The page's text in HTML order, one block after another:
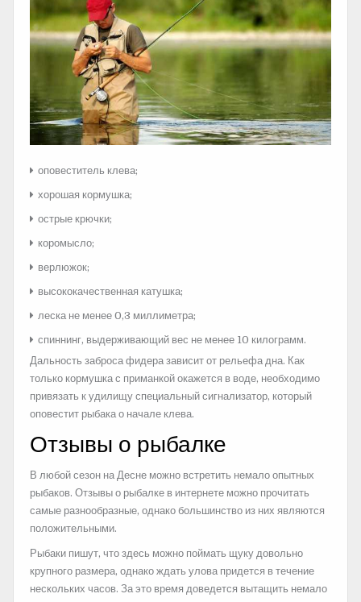
оповеститель клева;
хорошая кормушка;
острые крючки;
коромысло;
верлюжок;
высококачественная катушка;
леска не менее 0,3 миллиметра;
спиннинг, выдерживающий вес не менее 10 килограмм.
Дальность заброса фидера зависит от рельефа дна. Как
только кормушка с приманкой окажется в воде, необходимо
привязать к удилищу специальный сигнализатор, который
оповестит рыбака о начале клева.
Отзывы о рыбалке
В любой сезон на Десне можно встретить немало опытных
рыбаков. Отзывы о рыбалке в интернете можно прочитать
самые разнообразные, однако большинство из них являются
положительными.
Рыбаки пишут, что здесь можно поймать щуку довольно
крупного размера, однако ждать улова придется в течение
нескольких часов. За это время доведется вытащить немало